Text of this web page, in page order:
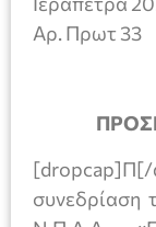
Αρ. Πρωτ 33
[dropcap]Π[/
συνεδρίαση